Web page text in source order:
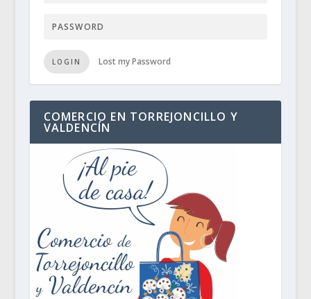
LOGIN Lost my Password
COMERCIO EN TORREJONCILLO Y
VALDENCÍN